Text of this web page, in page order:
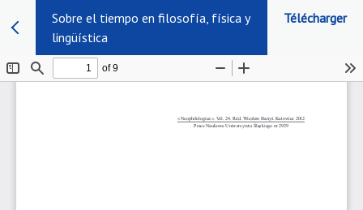
Sobre el tiempo en filosofía, física y
lingüística
Télécharger